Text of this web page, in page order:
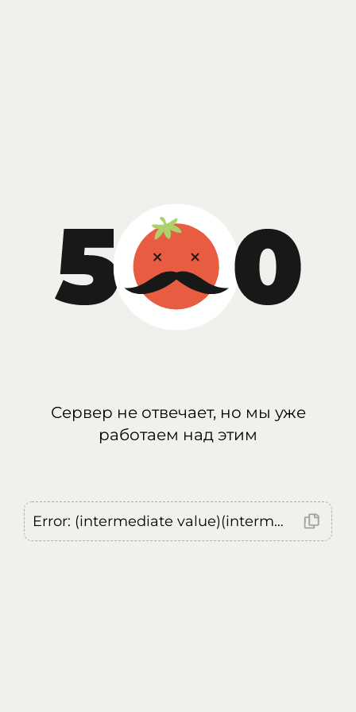
Сервер не отвечает, но мы уже
работаем над этим
Error: (intermediate value)(intermediate value)(intermediate value).replaceAll is not a function